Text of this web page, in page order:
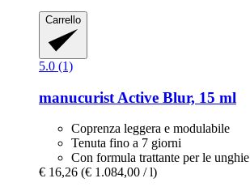
Carrello
5.0 (1)
manucurist Active Blur, 15 ml
Coprenza leggera e modulabile
Tenuta fino a 7 giorni
Con formula trattante per le unghie
€ 16,26 (€ 1.084,00 / l)